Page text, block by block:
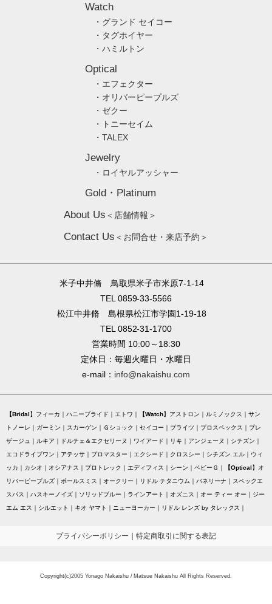
Watch
・グランド セイコー
・タグホイヤー
・ハミルトン
Optical
・エフェクター
・オリバーピープルズ
・ゼクー
・トニーセイム
・TALEX
Jewelry
・ロイヤルアッシャー
Gold・Platinum
About Us ＜店舗情報＞
Contact Us ＜お問合せ・来店予約＞
米子中井脩 鳥取県米子市米原7-1-14
TEL 0859-33-5566
松江中井脩 島根県松江市学園1-19-18
TEL 0852-31-1700
営業時間 10:00～18:30
定休日：毎週火曜日・水曜日
e-mail： info@nakaishu.com
Bridal フィーカ ハニーブライド エトワ Watch アストロン ルミノックス
サン
トノーレ
ガーミン スカーゲン Ｇショック セイコー ブライツ プロスペックス
プレ
ザージュ
ルキア ドルチェ＆エクセリーヌ ワイアード リキ アンジェーヌ
シチズン
エコドライブワン
アテッサ プロマスター エクシード クロスシー シチズン エル
ウィ
ッカ
カシオ オシアナス プロトレック エディフィス シーン ベビーＧ Optical
オ
リバーピープルズ
ポールスミス オークリー リドル チタニウム バネリーナ
スペックエ
スパス
ハスキーノイズ ソリッドブルー ラインアート オズニス オー ティー オー
ジー
エム エス
シルエット キオ ヤマト ニューヨーカー リドル レンズ by タレックス
プライバシーポリシー 特定商取引に関する表記
Copyright(c)2005 Yonago Nakaishu / Matsue Nakaishu All Rights Reserved.